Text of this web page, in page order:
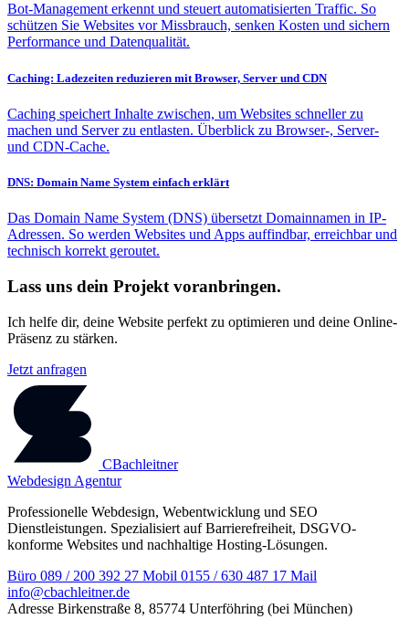
Bot-Management erkennt und steuert automatisierten Traffic. So
schützen Sie Websites vor Missbrauch, senken Kosten und sichern
Performance und Datenqualität.
Caching: Ladezeiten reduzieren mit Browser, Server und CDN
Caching speichert Inhalte zwischen, um Websites schneller zu
machen und Server zu entlasten. Überblick zu Browser-, Server-
und CDN-Cache.
DNS: Domain Name System einfach erklärt
Das Domain Name System (DNS) übersetzt Domainnamen in IP-
Adressen. So werden Websites und Apps auffindbar, erreichbar und
technisch korrekt geroutet.
Lass uns dein Projekt voranbringen.
Ich helfe dir, deine Website perfekt zu optimieren und deine Online-
Präsenz zu stärken.
Jetzt anfragen
CBachleitner
Webdesign Agentur
Professionelle Webdesign, Webentwicklung und SEO
Dienstleistungen. Spezialisiert auf Barrierefreiheit, DSGVO-
konforme Websites und nachhaltige Hosting-Lösungen.
Büro 089 / 200 392 27 Mobil 0155 / 630 487 17 Mail
info@cbachleitner.de
Adresse Birkenstraße 8, 85774 Unterföhring (bei München)